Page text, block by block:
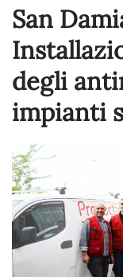
San
degli
impianti